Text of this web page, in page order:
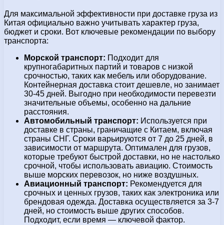
Для максимальной эффективности при доставке груза из
Китая официально важно учитывать характер груза,
бюджет и сроки. Вот ключевые рекомендации по выбору
транспорта:
Морской транспорт: Подходит для
крупногабаритных партий и товаров с низкой
срочностью, таких как мебель или оборудование.
Контейнерная доставка стоит дешевле, но занимает
30-45 дней. Выгодно при необходимости перевезти
значительные объемы, особенно на дальние
расстояния.
Автомобильный транспорт: Используется при
доставке в страны, граничащие с Китаем, включая
страны СНГ. Сроки варьируются от 7 до 25 дней, в
зависимости от маршрута. Оптимален для грузов,
которые требуют быстрой доставки, но не настолько
срочной, чтобы использовать авиацию. Стоимость
выше морских перевозок, но ниже воздушных.
Авиационный транспорт: Рекомендуется для
срочных и ценных грузов, таких как электроника или
брендовая одежда. Доставка осуществляется за 3-7
дней, но стоимость выше других способов.
Подходит, если время — ключевой фактор.